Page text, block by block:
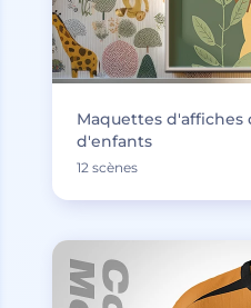
Maquettes d'affiches
d'enfants
12 scènes